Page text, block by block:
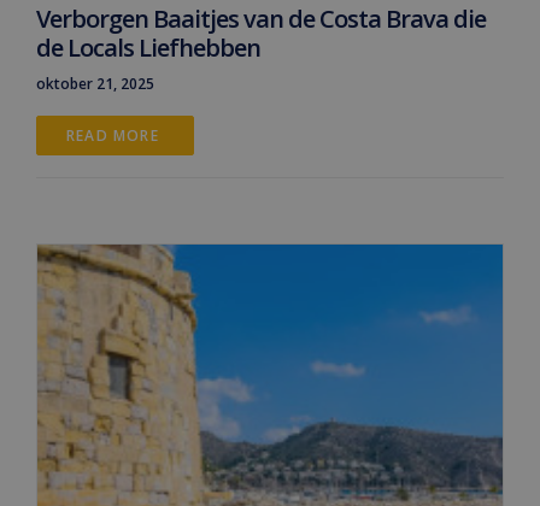
Verborgen Baaitjes van de Costa Brava die
de Locals Liefhebben
oktober 21, 2025
READ MORE